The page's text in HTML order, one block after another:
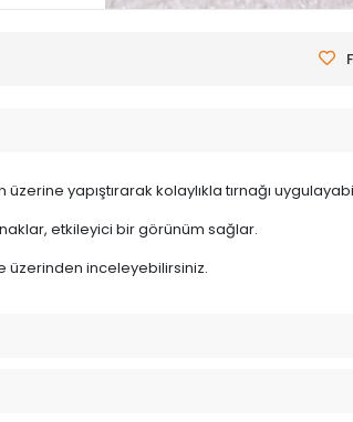
üzerine yapıştırarak kolaylıkla tırnağı
etkileyici bir görünüm sağlar.
üzerinden inceleyebilirsiniz.